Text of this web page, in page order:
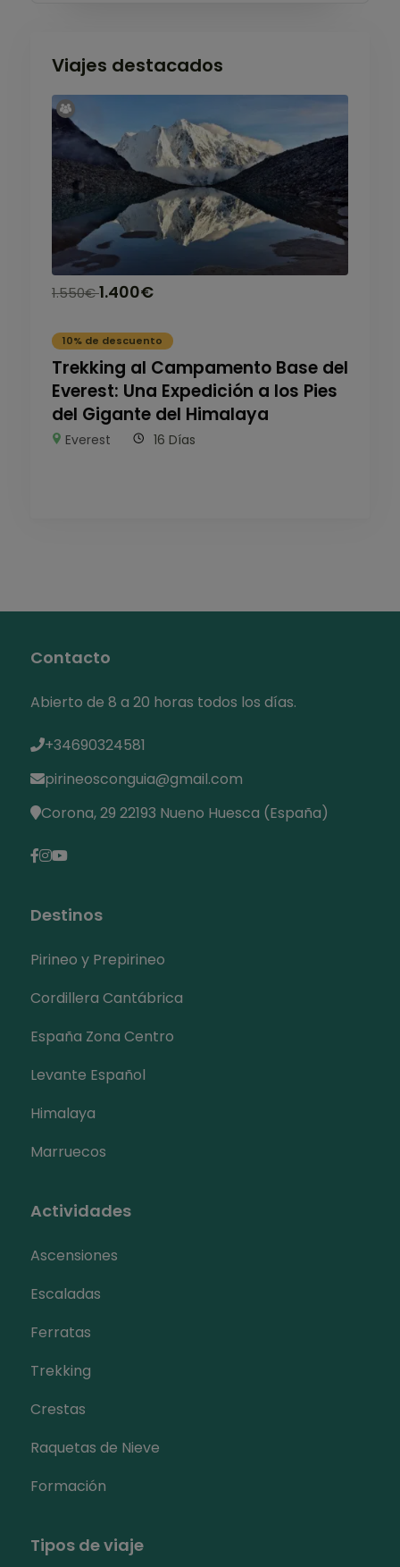
Viajes destacados
1.550€1.400€
10% de descuento
Trekking al Campamento Base del
Everest: Una Expedición a los Pies
del Gigante del Himalaya
Everest 16 Días
Contacto
Abierto de 8 a 20 horas todos los días.
+34690324581
pirineosconguia@gmail.com
Corona, 29 22193 Nueno Huesca (España)
Destinos
Pirineo y Prepirineo
Cordillera Cantábrica
España Zona Centro
Levante Español
Himalaya
Marruecos
Actividades
Ascensiones
Escaladas
Ferratas
Trekking
Crestas
Raquetas de Nieve
Formación
Tipos de viaje